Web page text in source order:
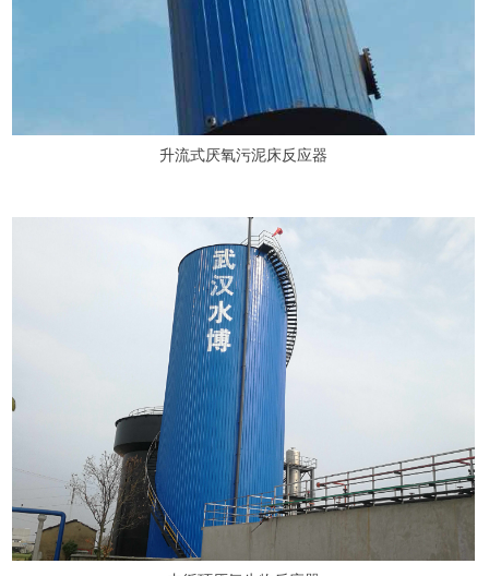
升流式厌氧污泥床反应器